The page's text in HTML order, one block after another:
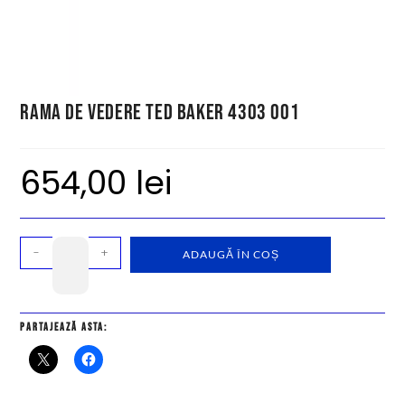
Rama de vedere Ted Baker 4303 001
654,00 lei
- + ADAUGĂ ÎN COȘ
Partajează asta: